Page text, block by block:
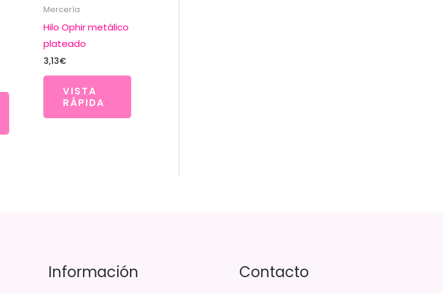
Mercería
Hilo Ophir metálico
plateado
3,13€
VISTA
RÁPIDA
Información Contacto